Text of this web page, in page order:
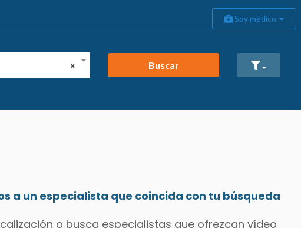
Soy médico
×
Buscar
a un especialista que coincida con tu búsqueda
o busca especialistas que ofrezcan vídeo